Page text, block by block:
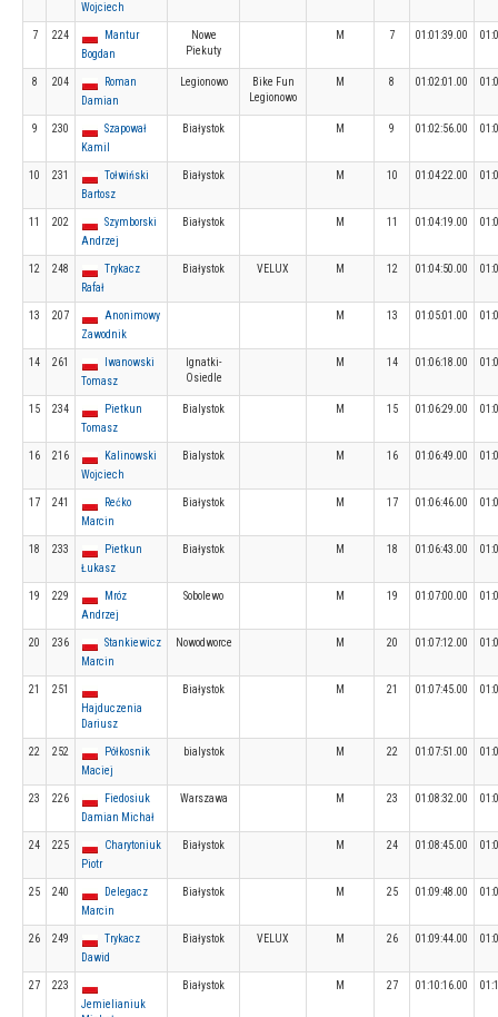
Wojciech
7 224
Mantur
Bogdan
Nowe
Piekuty
M 7 01:01:39.00
8 204
Roman
Damian
Legionowo
Bike Fun
Legionowo
M 8 01:02:01.00
9 230
Szapował
Kamil
Białystok M 9 01:02:56.00
10 231
Tołwiński
Bartosz
Białystok M 10 01:04:22.00
11 202
Szymborski
Andrzej
Białystok M 11 01:04:19.00
12 248
Trykacz
Rafał
Białystok VELUX M 12 01:04:50.00
13 207
Anonimowy
Zawodnik
M 13 01:05:01.00
14 261
Iwanowski
Tomasz
Ignatki-
Osiedle
M 14 01:06:18.00
15 234
Pietkun
Tomasz
Bialystok M 15 01:06:29.00
16 216
Kalinowski
Wojciech
Bialystok M 16 01:06:49.00
17 241
Rećko
Marcin
Białystok M 17 01:06:46.00
18 233
Pietkun
Łukasz
Białystok M 18 01:06:43.00
19 229
Mróz
Andrzej
Sobolewo M 19 01:07:00.00
20 236
Stankiewicz
Marcin
Nowodworce M 20 01:07:12.00
21
251
Hajduczenia
Dariusz
Białystok M 21 01:07:45.00
22 252
Półkosnik
Maciej
bialystok M 22 01:07:51.00
23 226
Fiedosiuk
Damian Michał
Warszawa M 23 01:08:32.00
24 225
Charytoniuk
Piotr
Białystok M 24 01:08:45.00
25 240
Delegacz
Marcin
Białystok M 25 01:09:48.00
26 249
Trykacz
Dawid
Białystok VELUX M 26 01:09:44.00
27
223
Jemielianiuk
Białystok M 27 01:10:16.00